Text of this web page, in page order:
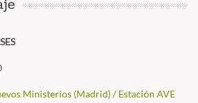
Ministerios (Madrid) / Estación AVE